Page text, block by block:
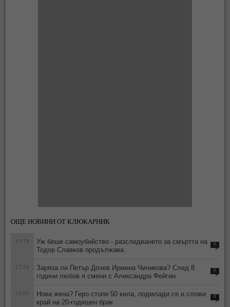
ОЩЕ НОВИНИ ОТ КЛЮКАРНИК
13:18
Уж беше самоубийство - разследването за смъртта на
Тодор Славков продължава
0
17:24
Заряза ли Петър Дочев Ирмена Чичикова? След 8
години любов я смени с Александра Фейгин
0
14:03
Нова жена? Геро стопи 50 кила, подмлади се и сложи
край на 20-годишен брак
0